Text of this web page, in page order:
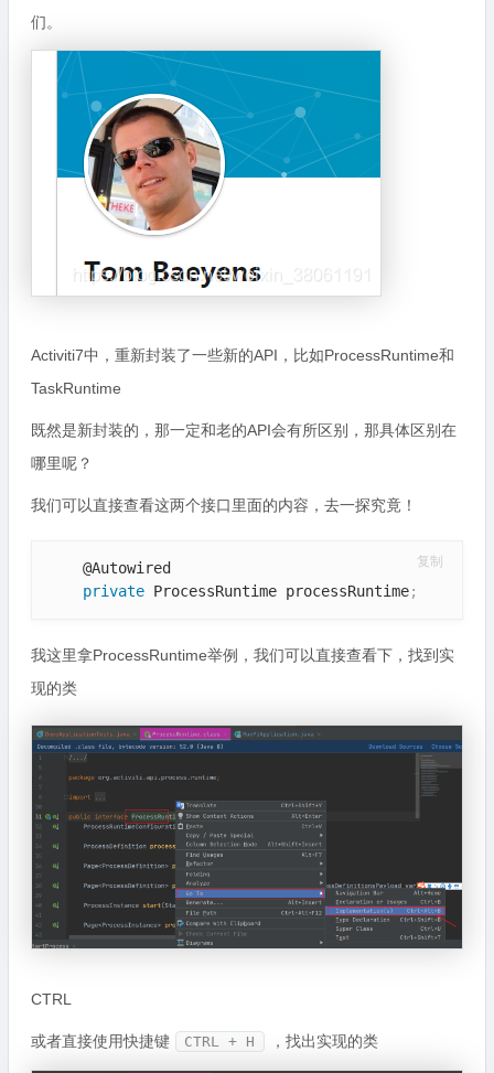
们。
Activiti7中，重新封装了一些新的API，比如ProcessRuntime和
TaskRuntime
既然是新封装的，那一定和老的API会有所区别，那具体区别在
哪里呢？
我们可以直接查看这两个接口里面的内容，去一探究竟！
    @Autowired
private ProcessRuntime processRuntime;
复制
我这里拿ProcessRuntime举例，我们可以直接查看下，找到实
现的类
CTRL
或者直接使用快捷键 CTRL + H ，找出实现的类